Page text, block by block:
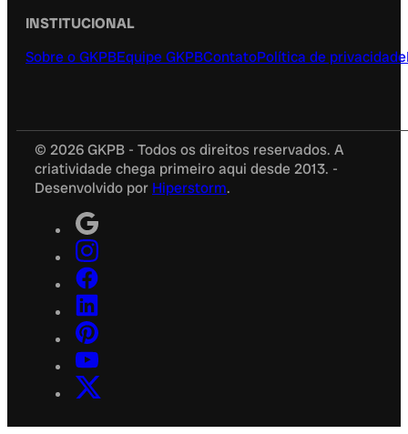
INSTITUCIONAL
Sobre o GKPBEquipe GKPBContatoPolítica de privacidade
© 2026 GKPB - Todos os direitos reservados. A
criatividade chega primeiro aqui desde 2013. -
Desenvolvido por Hiperstorm.